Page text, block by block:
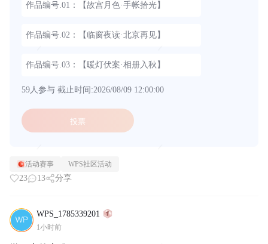
作品编号.01：【故宫月色·手帐拾光】
作品编号.02：【临窗夜读·北京再见】
作品编号.03：【暖灯伏案·相册入秋】
59人参与 截止时间:2026/08/09 12:00:00
投票
活动赛事 WPS社区活动
23 13 分享
WPS_1785339201
1小时前